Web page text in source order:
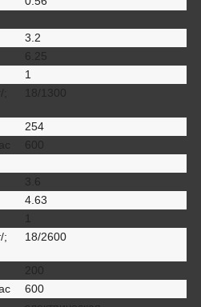
3.2
6.25
1
18/1300
254
600
3.6
4.63
;
18/2600
200
600